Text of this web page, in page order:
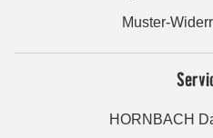
Muster-
HORNBACH